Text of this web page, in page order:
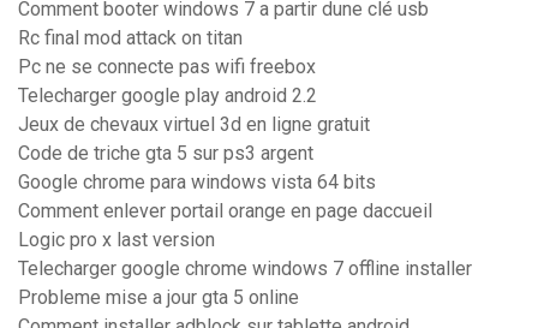
Comment booter windows 7 a partir dune clé usb
Rc final mod attack on titan
Pc ne se connecte pas wifi freebox
Telecharger google play android 2.2
Jeux de chevaux virtuel 3d en ligne gratuit
Code de triche gta 5 sur ps3 argent
Google chrome para windows vista 64 bits
Comment enlever portail orange en page daccueil
Logic pro x last version
Telecharger google chrome windows 7 offline installer
Probleme mise a jour gta 5 online